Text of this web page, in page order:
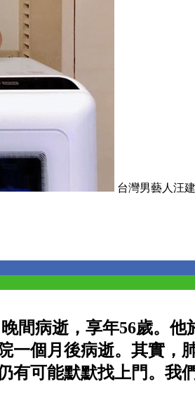
台灣男藝人汪
間病逝，享年56歲。
個月後病逝。其實，
有可能默默找上門。我